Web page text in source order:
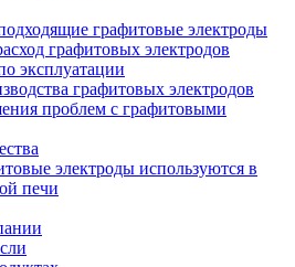
графитовые электроды
графитовых электродов
эксплуатации
графитовых электродов
проблем с графитовыми
электроды используются в
печи